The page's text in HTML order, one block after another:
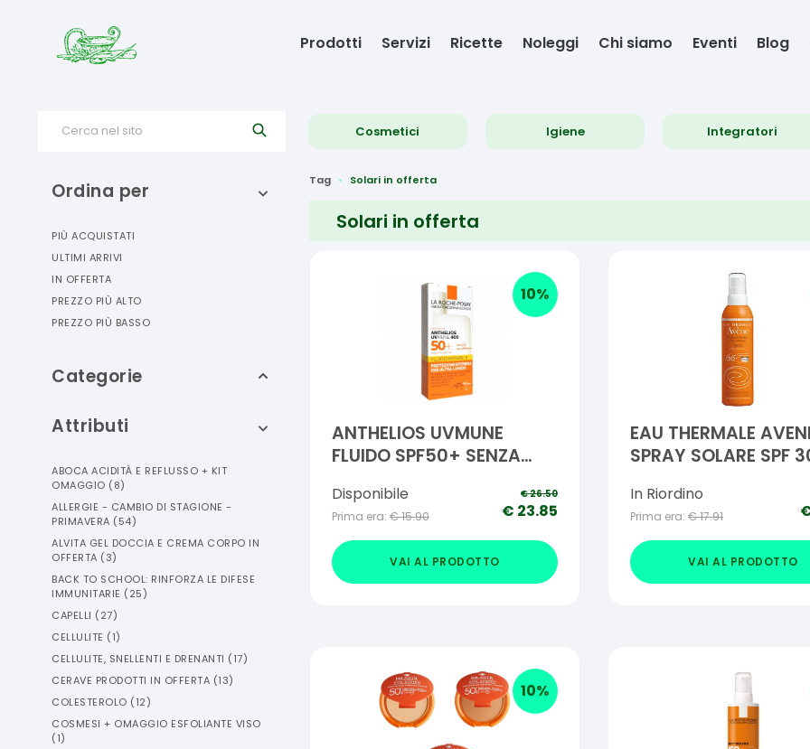
Prodotti Servizi Ricette Noleggi Chi siamo Eventi Blog
Cerca nel sito Cosmetici Igiene Integratori
Ordina per
PIÙ ACQUISTATI
ULTIMI ARRIVI
IN OFFERTA
PREZZO PIÙ ALTO
PREZZO PIÙ BASSO
Categorie
Attributi
ABOCA ACIDITÀ E REFLUSSO + KIT
OMAGGIO (8)
ALLERGIE - CAMBIO DI STAGIONE -
PRIMAVERA (54)
ALVITA GEL DOCCIA E CREMA CORPO IN
OFFERTA (3)
BACK TO SCHOOL: RINFORZA LE DIFESE
IMMUNITARIE (25)
CAPELLI (27)
CELLULITE (1)
CELLULITE, SNELLENTI E DRENANTI (17)
CERAVE PRODOTTI IN OFFERTA (13)
COLESTEROLO (12)
COSMESI + OMAGGIO ESFOLIANTE VISO
(1)
Tag Solari in offerta
Solari in offerta
10%
ANTHELIOS UVMUNE
FLUIDO SPF50+ SENZA
Disponibile
Prima era: €15.90
€26.50
€ 23.85
VAI AL PRODOTTO
EAU THERMALE
SPRAY SOLARE SPF
In Riordino
Prima era: €17.91
VAI AL PRODOTTO
10%